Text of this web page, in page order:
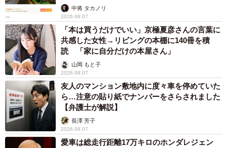
中将 タカノリ
2026.08.07
「本は買うだけでいい」京極夏彦さんの言葉に
共感した女性→リビングの本棚に140冊を積
読 「家に自分だけの本屋さん」
山岡 もと子
2026.08.07
友人のマンション敷地内に度々車を停めていた
ら…注意の貼り紙でナンバーをさらされました
【弁護士が解説】
長澤 芳子
2026.08.07
愛車は総走行距離17万キロのホンダレジェン